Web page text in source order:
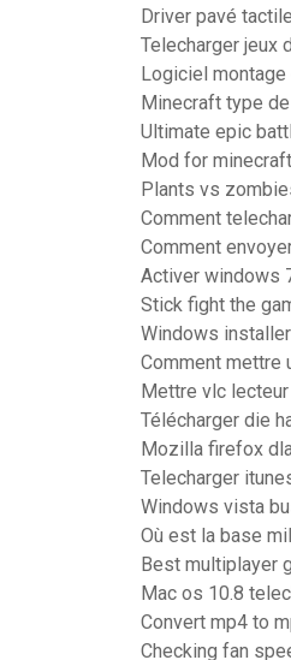
Driver pavé
Telecharger jeux
Logiciel
Minecraft type
Ultimate epic
Mod for
Plants vs
Comment
Comment
Activer windows
Stick fight the
Windows
Comment mettre
Mettre vlc
Télécharger die
Mozilla firefox
Telecharger
Windows vista
Où est la base
Best multiplayer
Mac os 10.8
Convert mp4 to
Checking fan